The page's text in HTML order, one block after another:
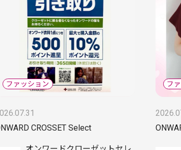
CROSSET Select